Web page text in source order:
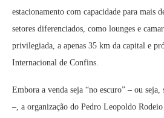
estacionamento com capacidade para mais
setores diferenciados, como lounges e
privilegiada, a apenas 35 km da capital e
Internacional de Confins.
Embora a venda seja “no escuro” – ou
–, a organização do Pedro Leopoldo